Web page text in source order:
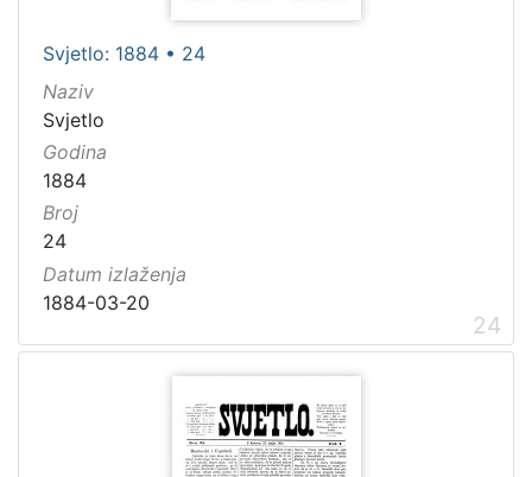
Svjetlo: 1884 • 24
Naziv
Svjetlo
Godina
1884
Broj
24
Datum izlaženja
1884-03-20
24